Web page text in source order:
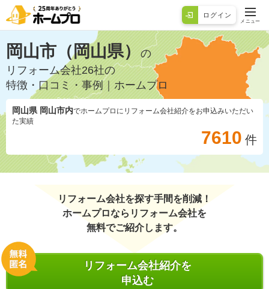
ログイン
メニュー
岡山市（岡山県）の
リフォーム会社26社の
特徴・口コミ・事例｜ホームプロ
岡山県 岡山市内でホームプロにリフォーム会社紹介をお申込みいただい
た実績
7610 件
リフォーム会社を探す手間を削減！
ホームプロならリフォーム会社を
無料でご紹介します。
リフォーム会社紹介を
申込む